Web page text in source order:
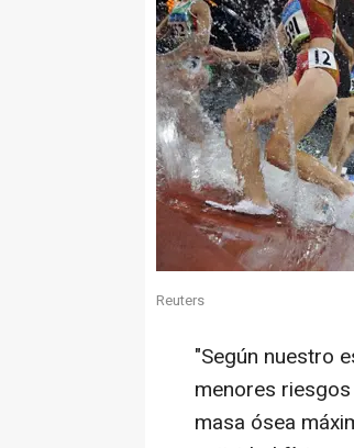
Reuters
"Según nuestro
menores
masa ósea